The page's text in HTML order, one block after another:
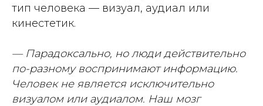
тип человека — визуал, аудиал или
кинестетик.
— Парадоксально, но люди действительно
по-разному воспринимают информацию.
Человек не является исключительно
визуалом или аудиалом. Наш мозг